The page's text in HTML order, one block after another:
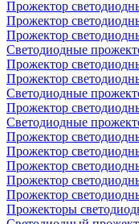
Прожектор
Прожектор
Прожектор
Светодиодные
Прожектор
Прожектор
Светодиодные
Прожектор
Светодиодные
Прожектор
Прожектор
Прожектор
Прожектор
Прожектор
Прожекторы